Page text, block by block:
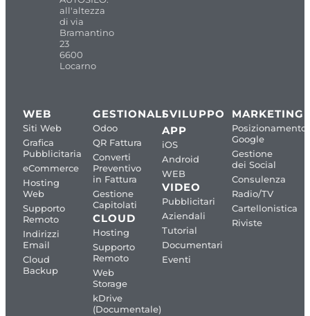
all'altezza
di via
Bramantino
23
6600
Locarno
WEB
Siti Web
Grafica
Pubblicitaria
eCommerce
Hosting
Web
Supporto
Remoto
Indirizzi
Email
Cloud
Backup
GESTIONALI
Odoo
QR Fattura
Converti
Preventivo
in Fattura
Gestione
Capitolati
CLOUD
Hosting
Supporto
Remoto
Web
Storage
kDrive
(Documentale)
SVILUPPO
APP
iOS
Android
WEB
VIDEO
Pubblicitari
Aziendali
Tutorial
Documentari
Eventi
MARKETING
Posizionamento
Google
Gestione
dei Social
Consulenza
Radio/TV
Cartellonistica
Riviste